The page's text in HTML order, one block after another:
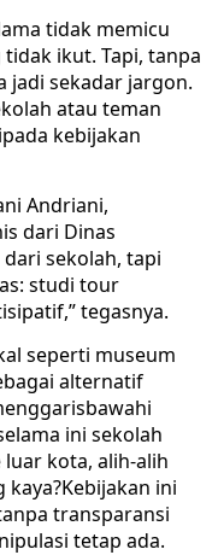
tidak memicu
ikut. Tapi, tanpa
jadi sekadar jargon.
atau teman
kebijakan
Andriani,
dari Dinas
dari sekolah, tapi
studi tour
tegasnya.
seperti museum
alternatif
ini sekolah
kota, alih-alih
ini
transparansi
tetap ada.